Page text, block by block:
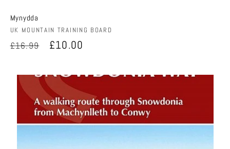
Mynydda
Anbieter:
UK MOUNTAIN TRAINING BOARD
Normaler
£16.99 Verkaufspreis
£10.00